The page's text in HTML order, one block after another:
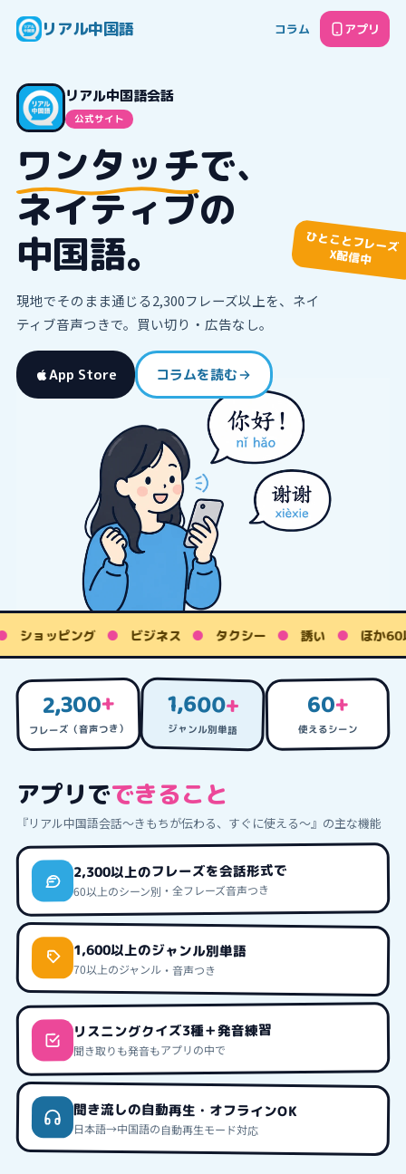
リアル中国語 コラム アプリ
リアル中国語会話
公式サイト
ワンタッチで、
ネイティブの
中国語。
現地でそのまま通じる2,300フレーズ以上を、ネイ
ティブ音声つきで。買い切り・広告なし。
App Store コラムを読む
ひとことフレーズ
X配信中
ショッピング ● ビジネス ● タクシー ● 誘い ● ほか60
2,300+
フレーズ（音声つき）
1,600+
ジャンル別単語
60+
使えるシーン
アプリでできること
『リアル中国語会話〜きもちが伝わる、すぐに使える〜』 の主な機能
2,300以上のフレーズを会話形式で
60以上のシーン別・全フレーズ音声つき
1,600以上のジャンル別単語
70以上のジャンル・音声つき
リスニングクイズ3種＋発音練習
聞き取りも発音もアプリの中で
聞き流しの自動再生・オフラインOK
日本語→中国語の自動再生モード対応